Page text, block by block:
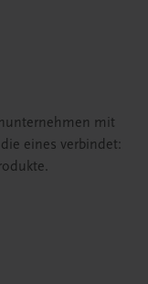
mit
eines verbindet: